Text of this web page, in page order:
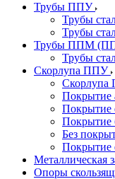
Трубы ППУ
Трубы
Трубы
Трубы ППМ
Трубы
Скорлупа ППУ
Скорлупа
Покрытие
Покрытие
Покрытие
Без
Покрытие
Металлическая
Опоры